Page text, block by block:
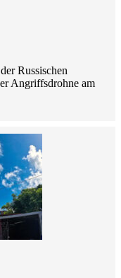
Russischen
Angriffsdrohne am